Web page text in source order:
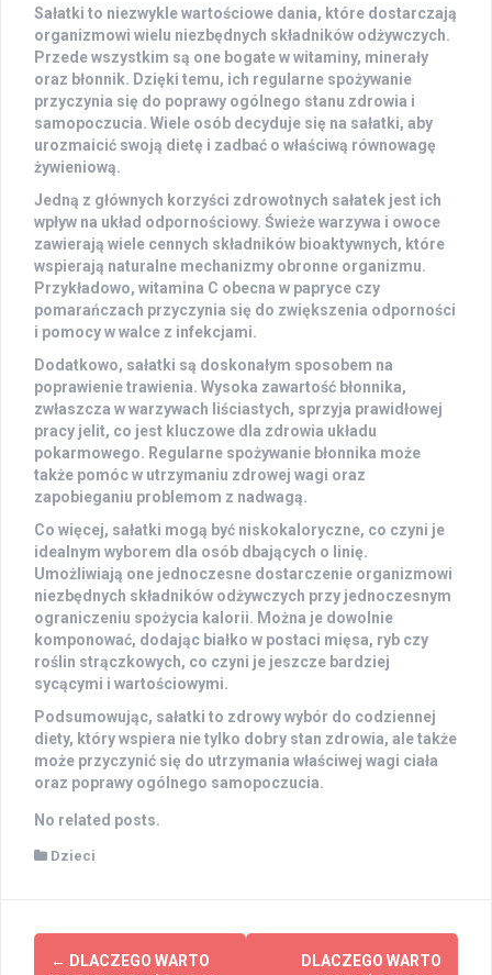
Sałatki to niezwykle wartościowe dania, które dostarczają
organizmowi wielu niezbędnych składników odżywczych.
Przede wszystkim są one bogate wwitaminy, minerały
oraz błonnik. Dzięki temu, ich regularne spożywanie
przyczynia się do poprawy ogólnego stanu zdrowia i
samopoczucia. Wiele osób decyduje się na sałatki, aby
urozmaicić swoją dietę i zadbać o właściwą równowagę
żywieniową.
Jedną z głównych korzyści zdrowotnych sałatek jest ich
wpływ na układ odpornościowy. Świeże warzywa i owoce
zawierają wiele cennych składników bioaktywnych, które
wspierają naturalne mechanizmy obronne organizmu.
Przykładowo, witamina C obecna w papryce czy
pomarańczach przyczynia się do zwiększenia odporności
i pomocy w walce z infekcjami.
Dodatkowo, sałatki są doskonałym sposobem na
poprawienietrawienia. Wysoka zawartość błonnika,
zwłaszcza w warzywach liściastych, sprzyja prawidłowej
pracy jelit, co jest kluczowe dla zdrowia układu
pokarmowego. Regularne spożywanie błonnika może
także pomóc w utrzymaniu zdrowej wagi oraz
zapobieganiu problemom z nadwagą.
Co więcej, sałatki mogą być niskokaloryczne, co czyni je
idealnym wyborem dla osób dbających o linię.
Umożliwiają one jednoczesne dostarczenie organizmowi
niezbędnych składników odżywczych przy jednoczesnym
ograniczeniu spożycia kalorii. Można je dowolnie
komponować, dodając białko w postaci mięsa, ryb czy
roślin strączkowych, co czyni je jeszcze bardziej
sycącymi i wartościowymi.
Podsumowując, sałatki to zdrowy wybór do codziennej
diety, który wspiera nie tylko dobry stan zdrowia, ale także
może przyczynić się do utrzymania właściwej wagi ciała
oraz poprawy ogólnego samopoczucia.
No related posts.
Dzieci
Post
← DLACZEGO WARTO
DLACZEGO WARTO